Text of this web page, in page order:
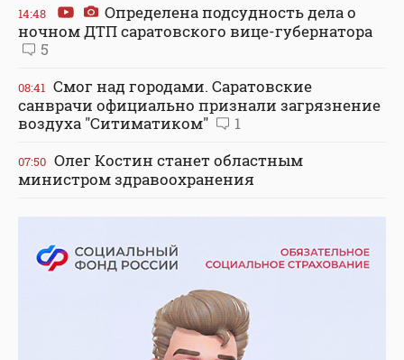
14:48
Определена подсудность дела о
ночном ДТП саратовского вице-губернатора
5
08:41 Смог над городами. Саратовские
санврачи официально признали загрязнение
воздуха "Ситиматиком"
1
07:50 Олег Костин станет областным
министром здравоохранения